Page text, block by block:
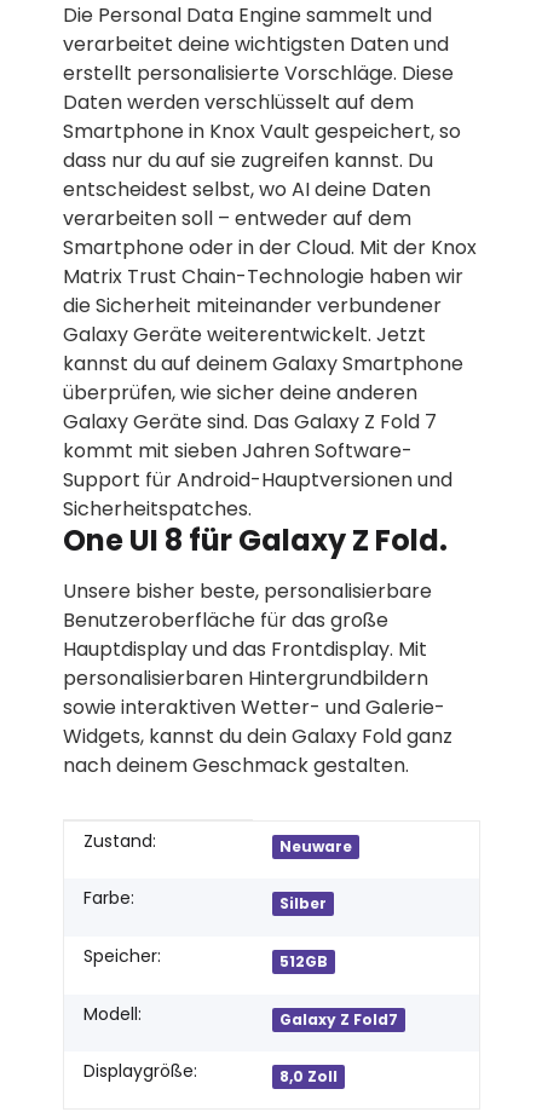
Die Personal Data Engine sammelt und
verarbeitet deine wichtigsten Daten und
erstellt personalisierte Vorschläge. Diese
Daten werden verschlüsselt auf dem
Smartphone in Knox Vault gespeichert, so
dass nur du auf sie zugreifen kannst. Du
entscheidest selbst, wo AI deine Daten
verarbeiten soll – entweder auf dem
Smartphone oder in der Cloud. Mit der Knox
Matrix Trust Chain-Technologie haben wir
die Sicherheit miteinander verbundener
Galaxy Geräte weiterentwickelt. Jetzt
kannst du auf deinem Galaxy Smartphone
überprüfen, wie sicher deine anderen
Galaxy Geräte sind. Das Galaxy Z Fold 7
kommt mit sieben Jahren Software-
Support für Android-Hauptversionen und
Sicherheitspatches.
One UI 8 für Galaxy Z Fold.
Unsere bisher beste, personalisierbare
Benutzeroberfläche für das große
Hauptdisplay und das Frontdisplay. Mit
personalisierbaren Hintergrundbildern
sowie interaktiven Wetter- und Galerie-
Widgets, kannst du dein Galaxy Fold ganz
nach deinem Geschmack gestalten.
Produkteigenschaft
Wert
Zustand: Neuware
Farbe: Silber
Speicher: 512GB
Modell: Galaxy Z Fold7
Displaygröße: 8,0 Zoll